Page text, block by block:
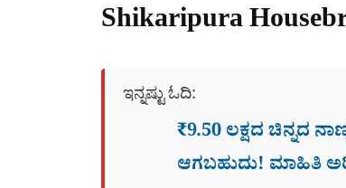
Shikaripura
ಇನ್ನಷ್ಟು ಓದಿ:
₹9.50 ಲಕ್ಷದ ಚಿನ್ನದ
ಆಗಬಹುದು! ಮಾಹಿತಿ